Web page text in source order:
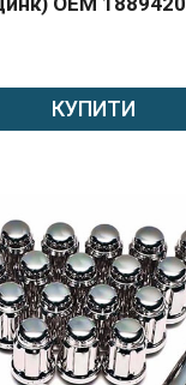
КУПИТИ